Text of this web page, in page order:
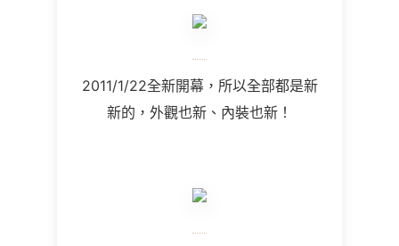
2011/1/22全新開幕，所以全部都是新
新的，外觀也新、內裝也新！